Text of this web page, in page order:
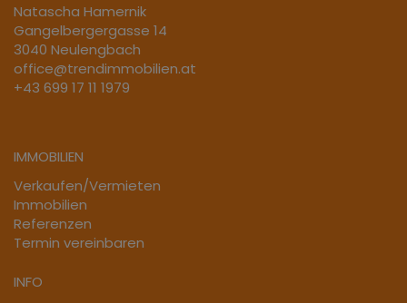
Natascha Hamernik
Gangelbergergasse 14
3040 Neulengbach
office@trendimmobilien.at
+43 699 17 11 1979
IMMOBILIEN
Verkaufen/Vermieten
Immobilien
Referenzen
Termin vereinbaren
INFO